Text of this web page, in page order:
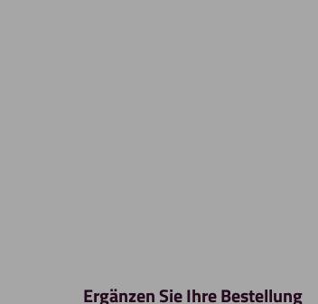
Ergänzen Sie Ihre Bestellung